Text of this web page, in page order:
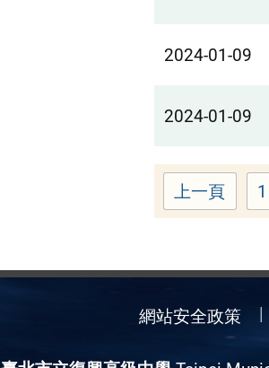
2024-01-09
2024-01-09
上一頁 1
網站安全政策